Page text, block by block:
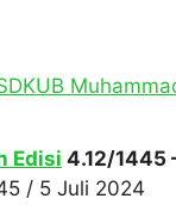
Edisi 4.12/1445
/ 5 Juli 2024